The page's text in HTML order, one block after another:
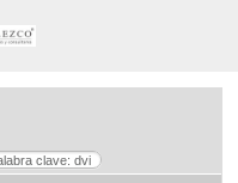
clave: dvi